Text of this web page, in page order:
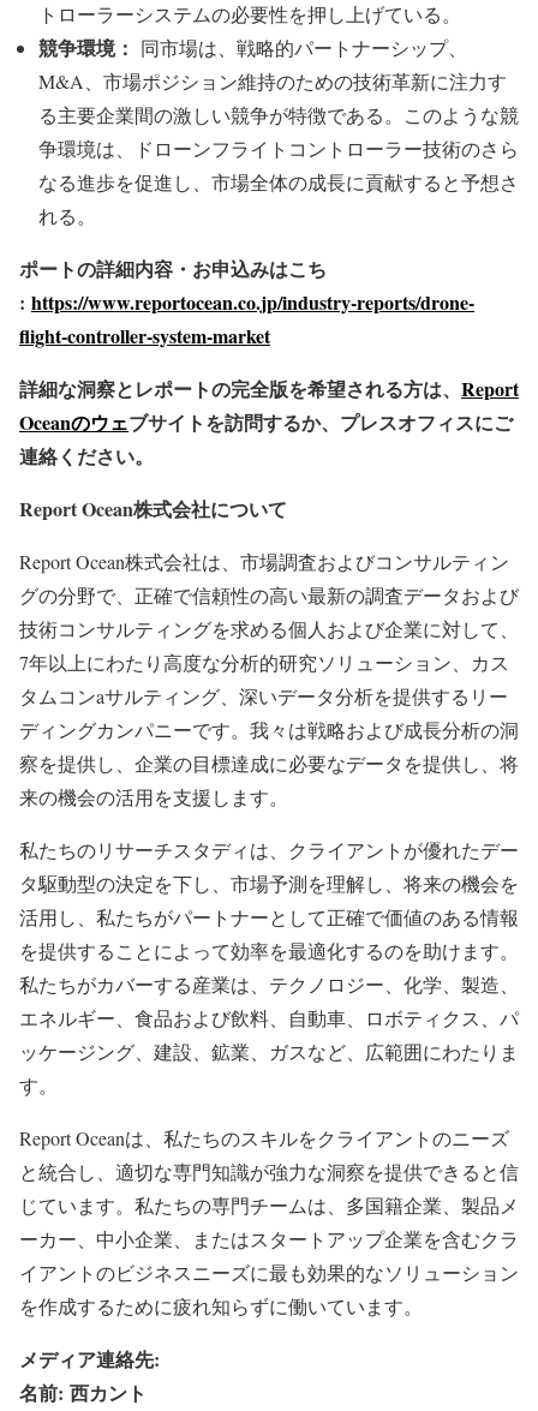
トローラーシステムの必要性を押し上げている。
競争環境： 同市場は、戦略的パートナーシップ、
M&A、市場ポジション維持のための技術革新に注力す
る主要企業間の激しい競争が特徴である。このような競
争環境は、ドローンフライトコントローラー技術のさら
なる進歩を促進し、市場全体の成長に貢献すると予想さ
れる。
ポートの詳細内容・お申込みはこち
: https://www.reportocean.co.jp/industry-reports/drone-
flight-controller-system-market
詳細な洞察とレポートの完全版を希望される方は、 Report
Oceanのウェブサイトを訪問するか、プレスオフィスにご
連絡ください。
Report Ocean株式会社について
Report Ocean株式会社は、市場調査およびコンサルティン
グの分野で、正確で信頼性の高い最新の調査データおよび
技術コンサルティングを求める個人および企業に対して、
7年以上にわたり高度な分析的研究ソリューション、カス
タムコンaサルティング、深いデータ分析を提供するリー
ディングカンパニーです。我々は戦略および成長分析の洞
察を提供し、企業の目標達成に必要なデータを提供し、将
来の機会の活用を支援します。
私たちのリサーチスタディは、クライアントが優れたデー
タ駆動型の決定を下し、市場予測を理解し、将来の機会を
活用し、私たちがパートナーとして正確で価値のある情報
を提供することによって効率を最適化するのを助けます。
私たちがカバーする産業は、テクノロジー、化学、製造、
エネルギー、食品および飲料、自動車、ロボティクス、パ
ッケージング、建設、鉱業、ガスなど、広範囲にわたりま
す。
Report Oceanは、私たちのスキルをクライアントのニーズ
と統合し、適切な専門知識が強力な洞察を提供できると信
じています。私たちの専門チームは、多国籍企業、製品メ
ーカー、中小企業、またはスタートアップ企業を含むクラ
イアントのビジネスニーズに最も効果的なソリューション
を作成するために疲れ知らずに働いています。
メディア連絡先:
名前: 西カント